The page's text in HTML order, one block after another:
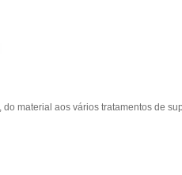
material aos vários tratamentos de